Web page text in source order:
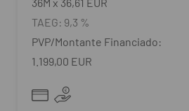
TAEG: 9,3 %
PVP/Montante Financiado:
1.199,00 EUR